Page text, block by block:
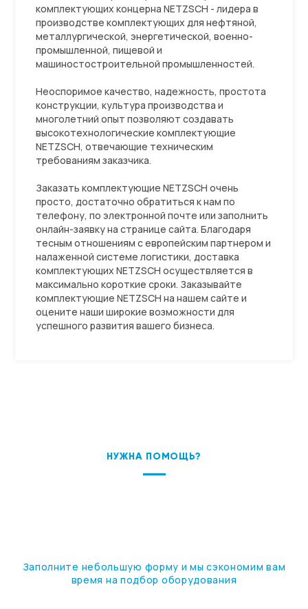
комплектующих концерна NETZSCH - лидера в
производстве комплектующих для нефтяной,
металлургической, энергетической, военно-
промышленной, пищевой и
машиностостроительной промышленностей.
Неоспоримое качество, надежность, простота
конструкции, культура производства и
многолетний опыт позволяют создавать
высокотехнологические комплектующие
NETZSCH, отвечающие техническим
требованиям заказчика.
Заказать комплектующие NETZSCH очень
просто, достаточно обратиться к нам по
телефону, по электронной почте или заполнить
онлайн-заявку на странице сайта. Благодаря
тесным отношениям с европейским партнером и
налаженной системе логистики, доставка
комплектующих NETZSCH осуществляется в
максимально короткие сроки. Заказывайте
комплектующие NETZSCH на нашем сайте и
оцените наши широкие возможности для
успешного развития вашего бизнеса.
НУЖНА ПОМОЩЬ?
Заполните небольшую форму и мы сэкономим вам
время на подбор оборудования